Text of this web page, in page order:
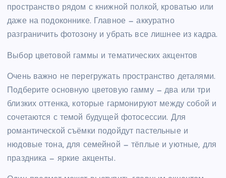
пространство рядом с книжной полкой, кроватью или
даже на подоконнике. Главное — аккуратно
разграничить фотозону и убрать все лишнее из кадра.
Выбор цветовой гаммы и тематических акцентов
Очень важно не перегружать пространство деталями.
Подберите основную цветовую гамму — два или три
близких оттенка, которые гармонируют между собой и
сочетаются с темой будущей фотосессии. Для
романтической съёмки подойдут пастельные и
нюдовые тона, для семейной — тёплые и уютные, для
праздника — яркие акценты.